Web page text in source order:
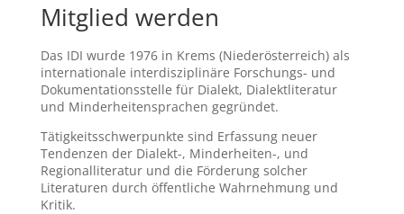
Mitglied werden
Das IDI wurde 1976 in Krems (Niederösterreich) als
internationale interdisziplinäre Forschungs- und
Dokumentationsstelle für Dialekt, Dialektliteratur
und Minderheitensprachen gegründet.
Tätigkeitsschwerpunkte sind Erfassung neuer
Tendenzen der Dialekt-, Minderheiten-, und
Regionalliteratur und die Förderung solcher
Literaturen durch öffentliche Wahrnehmung und
Kritik.